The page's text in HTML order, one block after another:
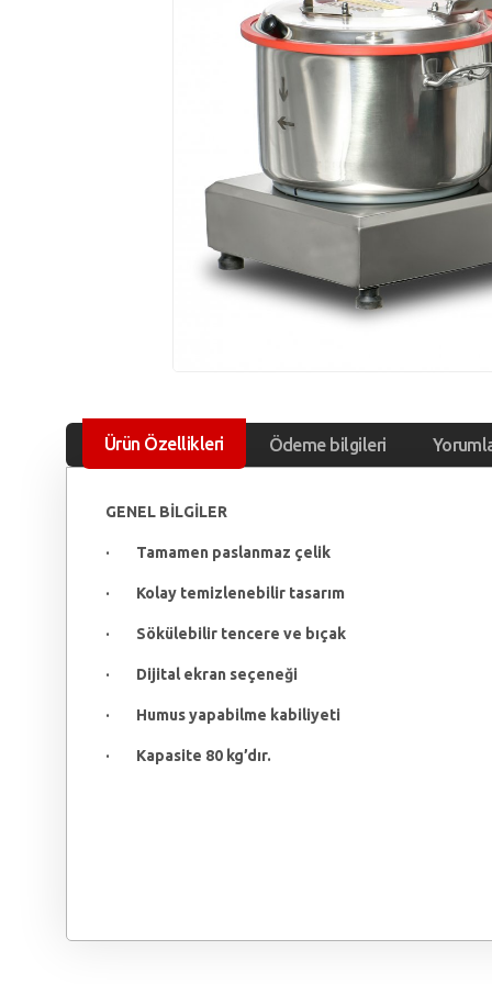
Ürün Özellikleri Ödeme bilgileri
GENEL BİLGİLER
· Tamamen paslanmaz çelik
· Kolay temizlenebilir tasarım
· Sökülebilir tencere ve bıçak
· Dijital ekran seçeneği
· Humus yapabilme kabiliyeti
· Kapasite 80 kg’dır.